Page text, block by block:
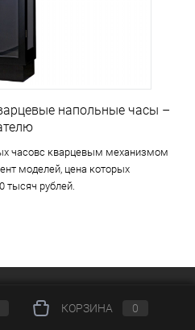
напольные часы –
часовс кварцевым механизмом
моделей, цена которых
тысяч рублей.
КОРЗИНА 0